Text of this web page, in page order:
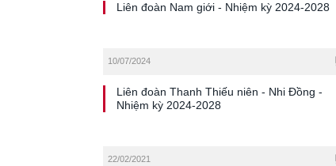
Liên đoàn Nam giới - Nhiệm kỳ 2024-2028
10/07/2024
Liên đoàn Thanh Thiếu niên - Nhi Đồng -
Nhiệm kỳ 2024-2028
22/02/2021